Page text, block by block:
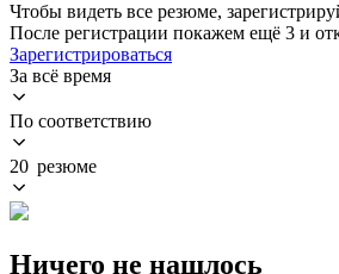
Чтобы видеть все резюме,
После регистрации покажем ещё 3 и
Зарегистрироваться
За всё время
По соответствию
20 резюме
Ничего не нашлось